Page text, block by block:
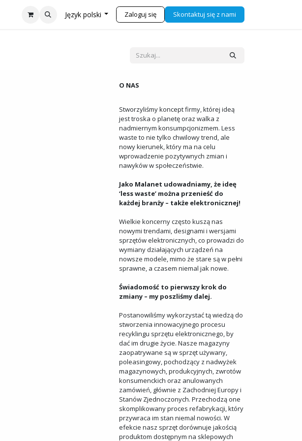
Aktualności Skontaktuj się z nami Sklep
Język polski Zaloguj się Skontaktuj się z nami
O NAS
Stworzyliśmy koncept firmy, której ideą
jest troska o planetę oraz walka z
nadmiernym konsumpcjonizmem. Less
waste to nie tylko chwilowy trend, ale
nowy kierunek, który ma na celu
wprowadzenie pozytywnych zmian i
nawyków w społeczeństwie.
Jako Malanet udowadniamy, że ideę
‘less waste’ można przenieść do
każdej branży – także elektronicznej!
Wielkie koncerny często kuszą nas
nowymi trendami, designami i wersjami
sprzętów elektronicznych, co prowadzi do
wymiany działających urządzeń na
nowsze modele, mimo że stare są w pełni
sprawne, a czasem niemal jak nowe.
Świadomość to pierwszy krok do
zmiany – my poszliśmy dalej.
Postanowiliśmy wykorzystać tą wiedzą do
stworzenia innowacyjnego procesu
recyklingu sprzętu elektronicznego, by
dać im drugie życie. Nasze magazyny
zaopatrywane są w sprzęt używany,
poleasingowy, pochodzący z nadwyżek
magazynowych, produkcyjnych, zwrotów
konsumenckich oraz anulowanych
zamówień, głównie z Zachodniej Europy i
Stanów Zjednoczonych. Przechodzą one
skomplikowany proces refabrykacji, który
przywraca im stan niemal nowości. W
efekcie nasz sprzęt dorównuje jakością
produktom dostępnym na sklepowych